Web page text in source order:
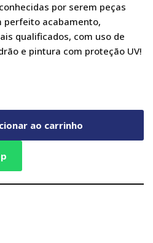
por serem peças
perfeito acabamento,
qualificados, com uso de
e pintura com proteção UV!
ao carrinho